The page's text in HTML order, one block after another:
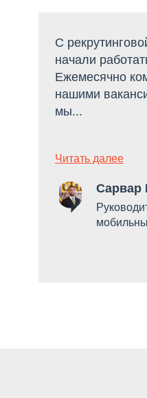
С
начали
Ежемесячно
нашими
мы...
Читать далее
Сарвар